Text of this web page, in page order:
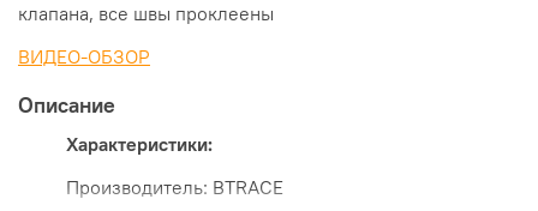
клапана, все швы проклеены
ВИДЕО-ОБЗОР
Описание
Характеристики:
Производитель: BTRACE